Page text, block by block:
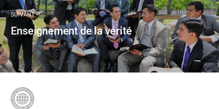
SUIVANT
Enseignement de la vérité